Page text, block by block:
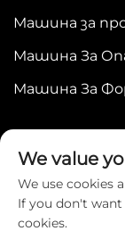
Машина за
Машина За
Машина За
Copyright
We value
We use cookies
If you don't want
cookies.